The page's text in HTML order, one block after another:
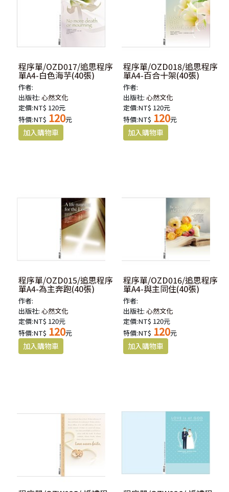
程序單/OZD017/追思程序
單A4-白色海芋(40張)
作者:
出版社:心然文化
定價:NT$ 120元
特價:NT$ 120元
程序單/OZD018/追思程序
單A4-百合十架(40張)
作者:
出版社:心然文化
定價:NT$ 120元
特價:NT$ 120元
程序單/OZD015/追思程序
單A4-為主奔跑(40張)
作者:
出版社:心然文化
定價:NT$ 120元
特價:NT$ 120元
程序單/OZD016/追思程序
單A4-與主同住(40張)
作者:
出版社:心然文化
定價:NT$ 120元
特價:NT$ 120元